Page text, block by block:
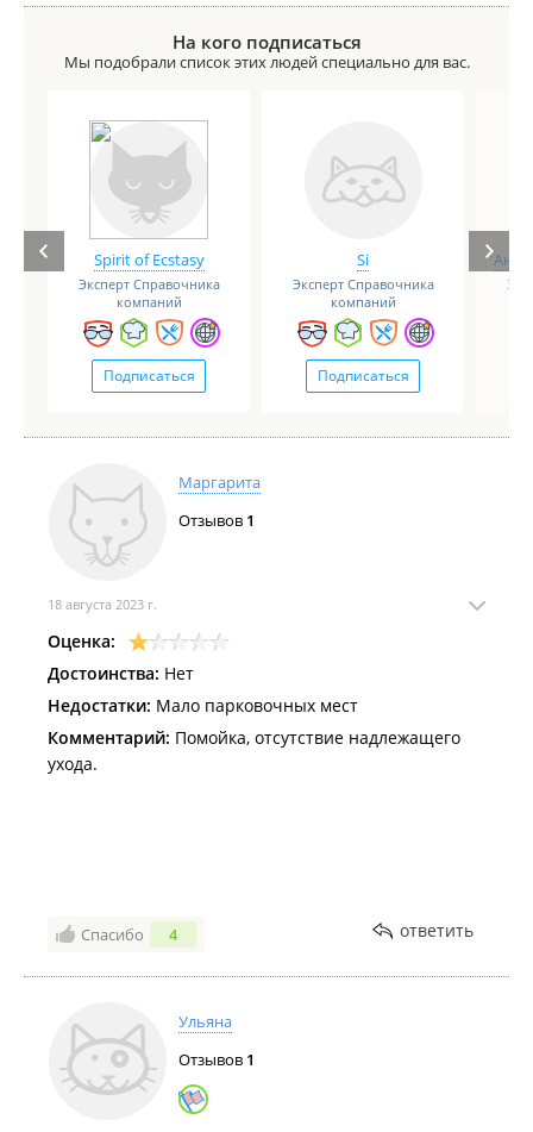
На кого подписаться
Мы подобрали список этих людей специально для вас.
Spirit of Ecstasy
Эксперт Справочника
компаний
Подписаться
Si
Эксперт Справочника
компаний
Подписаться
Маргарита
Отзывов 1
18 августа 2023 г.
Оценка:
Достоинства: Нет
Недостатки: Мало парковочных мест
Комментарий: Помойка, отсутствие надлежащего
ухода.
Спасибо 4 ответить
Ульяна
Отзывов 1